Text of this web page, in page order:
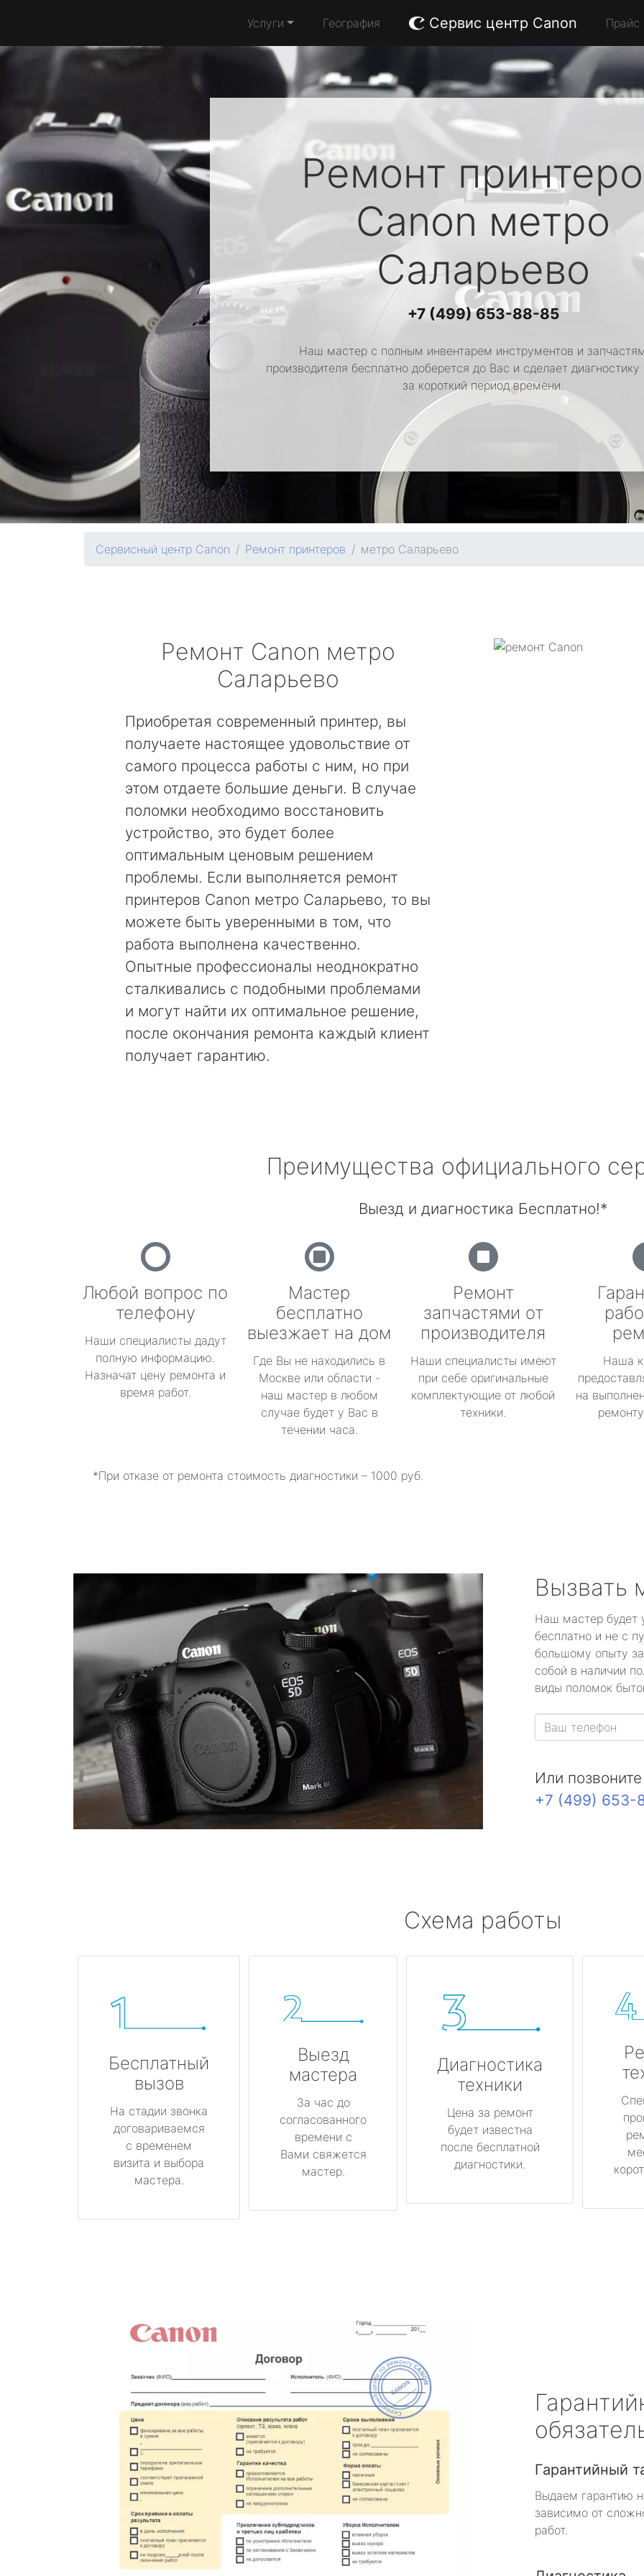
Услуги География Сервис центр Canon Прайс
Ремонт
Canon метро
Саларьево
+7 (499) 653-88-85
Наш мастер с полным инвентарем инструментов и
производителя бесплатно доберется до Вас и сделает диагностику
за короткий период времени.
Сервисный центр Canon Ремонт принтеров метро Саларьево
Ремонт Canon метро
Саларьево
Приобретая современный принтер, вы
получаете настоящее удовольствие от
самого процесса работы с ним, но при
этом отдаете большие деньги. В случае
поломки необходимо восстановить
устройство, это будет более
оптимальным ценовым решением
проблемы. Если выполняется ремонт
принтеров Canon метро Саларьево, то вы
можете быть уверенными в том, что
работа выполнена качественно.
Опытные профессионалы неоднократно
сталкивались с подобными проблемами
и могут найти их оптимальное решение,
после окончания ремонта каждый клиент
получает гарантию.
Преимущества официального
Выезд и диагностика Бесплатно!*
Любой вопрос по
телефону
Наши специалисты дадут
полную информацию.
Назначат цену ремонта и
время работ.
Мастер
бесплатно
выезжает на дом
Где Вы не находились в
Москве или области -
наш мастер в любом
случае будет у Вас в
течении часа.
Ремонт
запчастями от
производителя
Наши специалисты имеют
при себе оригинальные
комплектующие от любой
техники.
Наша
на
*При отказе от ремонта стоимость диагностики – 1000 руб.
Вызвать
Наш мастер будет
бесплатно и не с
большому опыту
собой в наличии
виды поломок
Или
+7 (499) 653-
Схема работы
Бесплатный
вызов
На стадии звонка
договариваемся
с временем
визита и выбора
мастера.
Выезд
мастера
За час до
согласованного
времени с
Вами свяжется
мастер.
Диагностика
техники
Цена за ремонт
будет известна
после бесплатной
диагностики.
Гарантийный
Выдаем гарантию
зависимо от
работ.